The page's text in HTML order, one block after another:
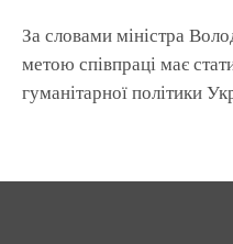
За словами міністра
метою співпраці має
гуманітарної політики